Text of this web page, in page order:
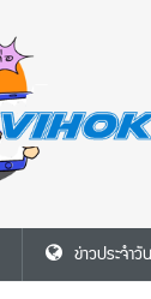
ข่าวประจำวัน